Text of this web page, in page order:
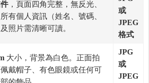
，頁面四角完整，無反光、
有個人資訊（姓名、號碼、
照片需清晰可讀。
或
JPEG
格式
大小，背景為白色。正面拍
戴帽子、有色眼鏡或任何可
JPG
或
JPEG